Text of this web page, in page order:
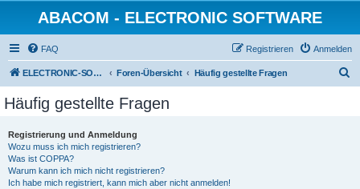
ABACOM - ELECTRONIC SOFTWARE
FAQ Anmelden
Registrieren
ELECTRONIC-SOFWARE-SHOP Foren-Übersicht Häufig gestellte Fragen
Häufig gestellte Fragen
Registrierung und Anmeldung
Wozu muss ich mich registrieren?
Was ist COPPA?
Warum kann ich mich nicht registrieren?
Ich habe mich registriert, kann mich aber nicht anmelden!